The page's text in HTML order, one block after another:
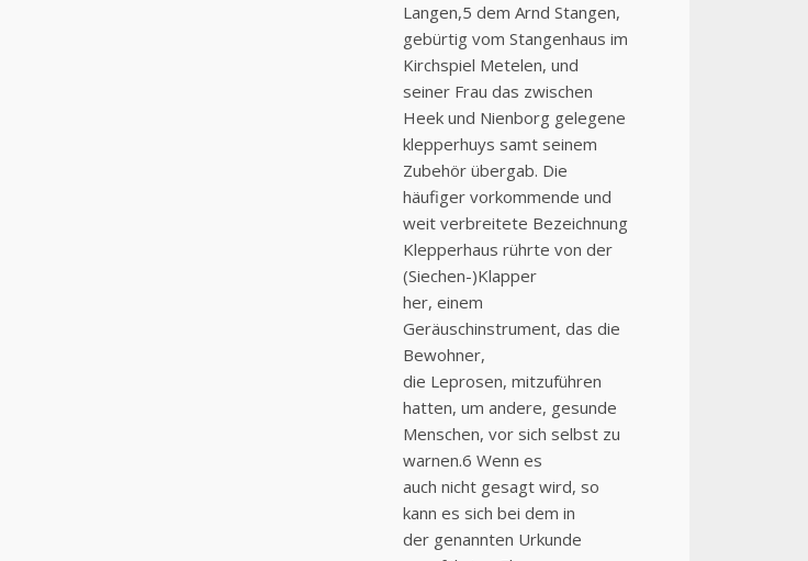
Langen,5 dem Arnd Stangen,
gebürtig vom Stangenhaus im
Kirchspiel Metelen, und
seiner Frau das zwischen
Heek und Nienborg gelegene
klepperhuys samt seinem
Zubehör übergab. Die
häufiger vorkommende und
weit verbreitete Bezeichnung
Klepperhaus rührte von der
(Siechen-)Klapper
her, einem
Geräuschinstrument, das die
Bewohner,
die Leprosen, mitzuführen
hatten, um andere, gesunde
Menschen, vor sich selbst zu
warnen.6 Wenn es
auch nicht gesagt wird, so
kann es sich bei dem in
der genannten Urkunde